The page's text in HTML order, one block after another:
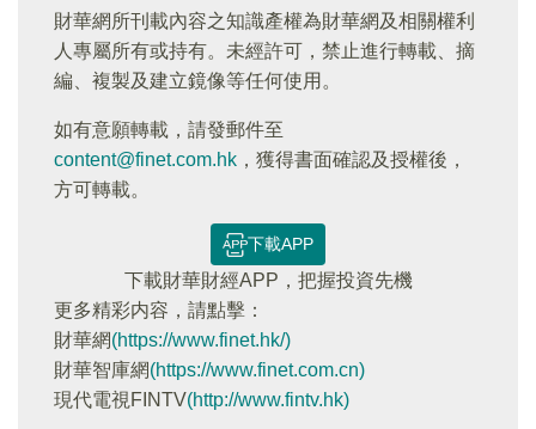
財華網所刊載內容之知識產權為財華網及相關權利
人專屬所有或持有。未經許可，禁止進行轉載、摘
編、複製及建立鏡像等任何使用。
如有意願轉載，請發郵件至
content@finet.com.hk ，獲得書面確認及授權後，
方可轉載。
下載APP
下載財華財經APP，把握投資先機
更多精彩内容，請點擊：
財華網(https://www.finet.hk/)
財華智庫網(https://www.finet.com.cn)
現代電視FINTV(http://www.fintv.hk)